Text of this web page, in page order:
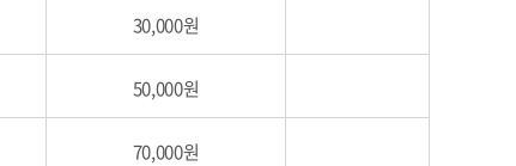
30,000원
50,000원
70,000원